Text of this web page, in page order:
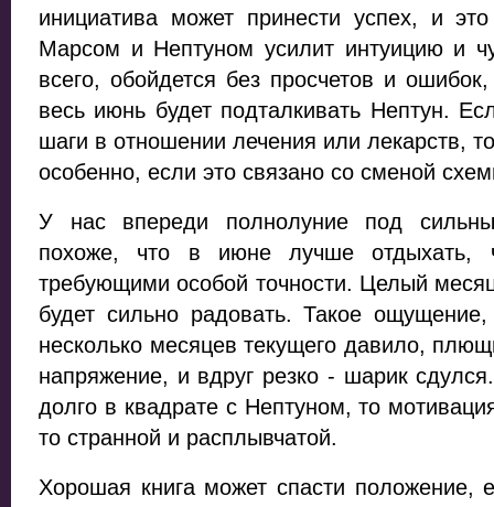
инициатива может принести успех, и
Марсом и Нептуном усилит интуицию и
всего, обойдется без просчетов и
весь июнь будет подталкивать Нептун.
шаги в отношении лечения или лекарств,
особенно, если это связано со сменой
У нас впереди полнолуние под
похоже, что в июне лучше отдыхать,
требующими особой точности. Целый
будет сильно радовать. Такое
несколько месяцев текущего давило,
напряжение, и вдруг резко - шарик
долго в квадрате с Нептуном, то
то странной и расплывчатой.
Хорошая книга может спасти положение,